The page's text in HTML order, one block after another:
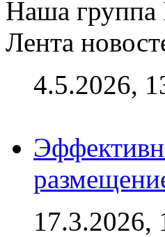
Наша группа
Лента
4.5.2026,
17.3.2026,